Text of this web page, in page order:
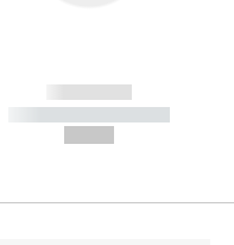
------------
----------- -----------